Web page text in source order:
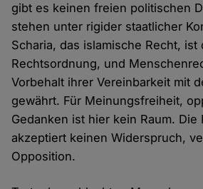
gibt es keinen freien politischen
stehen unter rigider staatlicher
Scharia, das islamische Recht, ist
Rechtsordnung, und
Vorbehalt ihrer Vereinbarkeit mit
gewährt. Für Meinungsfreiheit,
Gedanken ist hier kein Raum. Die
akzeptiert keinen Widerspruch,
Opposition.